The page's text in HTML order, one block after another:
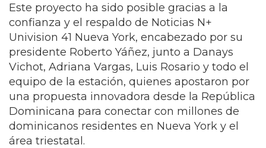
área triestatal.
Al conocer la noticia de las nominaciones,
Diana Victoria, Directora del Miss Mundo
Dominicana, productora y escritora de
Ventana a Quisqueya, expresó:
Estas dos nominaciones representan mucho